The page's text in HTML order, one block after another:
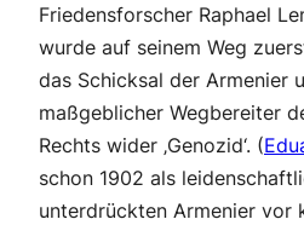
Friedensforscher Raphael
wurde auf seinem Weg
das Schicksal der Armenier
maßgeblicher Wegbereiter
Rechts wider ‚Genozid‘. (
schon 1902 als
unterdrückten Armenier vor